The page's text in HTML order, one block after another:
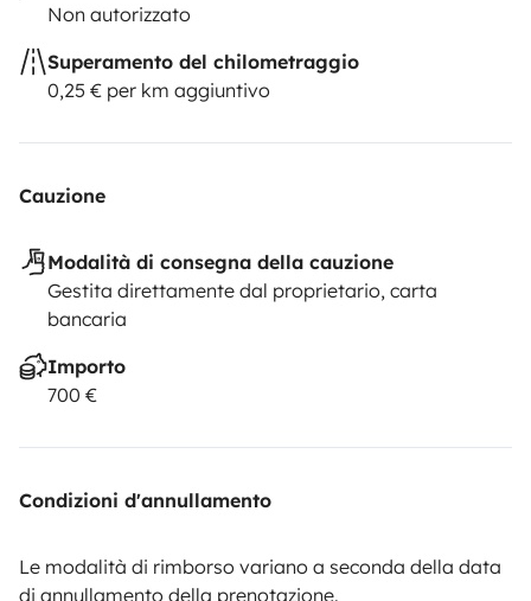
Non autorizzato
Superamento del chilometraggio
0,25 € per km aggiuntivo
Cauzione
Modalità di consegna della cauzione
Gestita direttamente dal proprietario, carta
bancaria
Importo
700 €
Condizioni d'annullamento
Le modalità di rimborso variano a seconda della data
di annullamento della prenotazione.